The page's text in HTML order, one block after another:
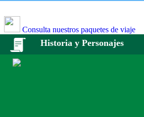
Consulta nuestros paquetes de viaje
Historia y Personajes